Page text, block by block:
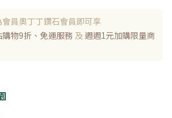
會員奧丁丁鑽石會員即可享
購物9折、免運服務 及 週週1元加購限量商